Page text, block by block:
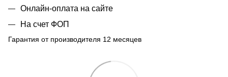
Онлайн-оплата на сайте
На счет ФОП
Гарантия от производителя 12 месяцев